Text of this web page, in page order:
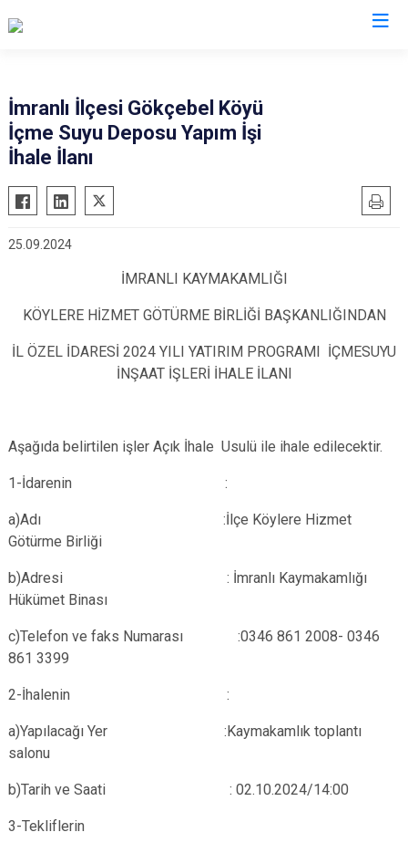
Akıncılar
Divriği
Gürün
Hafik
İmranlı
Ulaş
Yıldızeli
Zara
İmranlı İlçesi Gökçebel Köyü
İçme Suyu Deposu Yapım İşi
İhale İlanı
25.09.2024
İMRANLI KAYMAKAMLIĞI
KÖYLERE HİZMET GÖTÜRME BİRLİĞİ BAŞKANLIĞINDAN
İL ÖZEL İDARESİ 2024 YILI YATIRIM PROGRAMI İÇMESUYU
İNŞAAT İŞLERİ İHALE İLANI
Aşağıda belirtilen işler Açık İhale Usulü ile ihale edilecektir.
1-İdarenin :
a)Adı :İlçe Köylere Hizmet
Götürme Birliği
b)Adresi : İmranlı Kaymakamlığı
Hükümet Binası
c)Telefon ve faks Numarası :0346 861 2008- 0346
861 3399
2-İhalenin :
a)Yapılacağı Yer :Kaymakamlık toplantı
salonu
b)Tarih ve Saati : 02.10.2024/14:00
3-Tekliflerin